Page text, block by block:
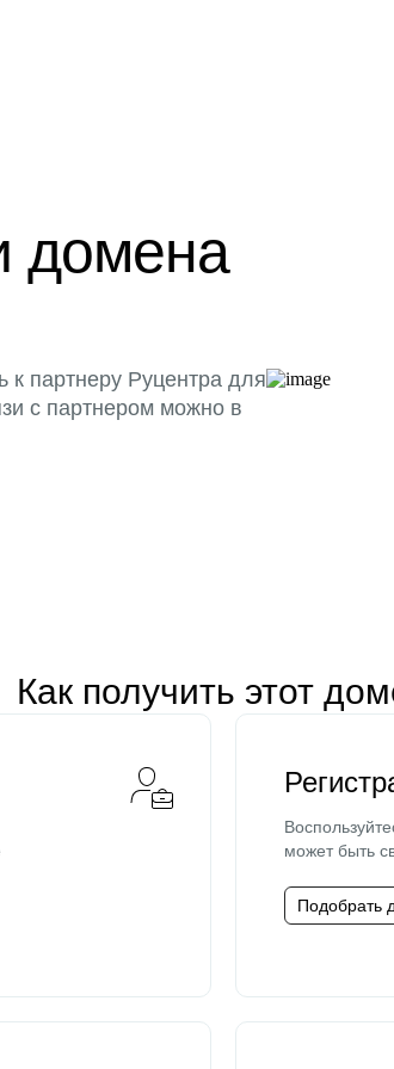
домена
к партнеру Руцентра для
с партнером можно в
Как получить этот
может быть
Подобрать